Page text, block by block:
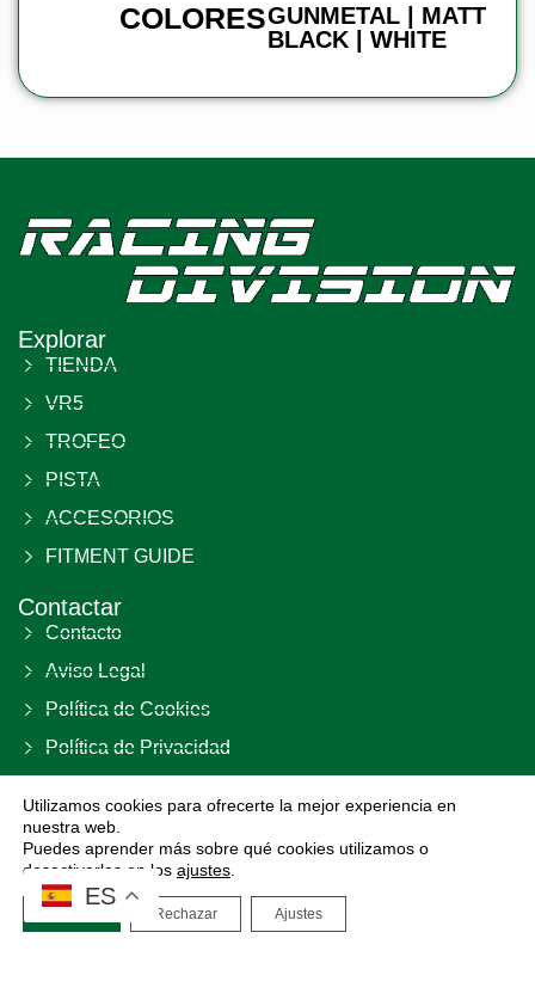
COLORESGUNMETAL | MATT
BLACK | WHITE
Explorar
TIENDA
VR5
TROFEO
PISTA
ACCESORIOS
FITMENT GUIDE
Contactar
Contacto
Aviso Legal
Política de Cookies
Política de Privacidad
DIVIRAC S.L B02792463
Las Parras, 23 29420 – El Burgo Málaga (ES) España
ES
Utilizamos cookies para ofrecerte la mejor experiencia en
nuestra web.
Puedes aprender más sobre qué cookies utilizamos o
desactivarlas en los ajustes
Rechazar Ajustes